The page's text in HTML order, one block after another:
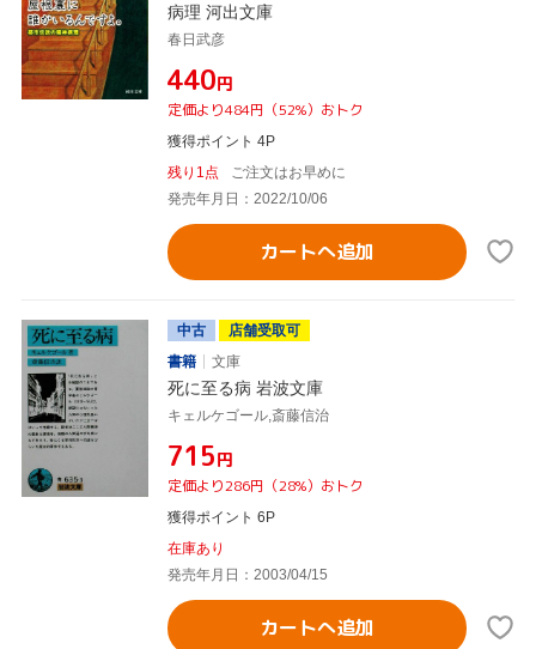
病理 河出文庫
春日武彦
¥440円
定価より484円（52%）おトク
獲得ポイント 4P
残り1点
ご注文はお早めに
発売年月日：2022/10/06
カートへ追加
中古
店舗受取可
書籍
文庫
死に至る病 岩波文庫
キェルケゴール,斎藤信治
¥715円
定価より286円（28%）おトク
獲得ポイント 6P
在庫あり
発売年月日：2003/04/15
カートへ追加